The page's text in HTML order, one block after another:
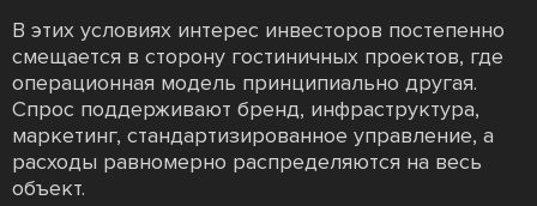
В этих условиях интерес инвесторов постепенно
смещается в сторону гостиничных проектов, где
операционная модель принципиально другая.
Спрос поддерживают бренд, инфраструктура,
маркетинг, стандартизированное управление, а
расходы равномерно распределяются на весь
объект.